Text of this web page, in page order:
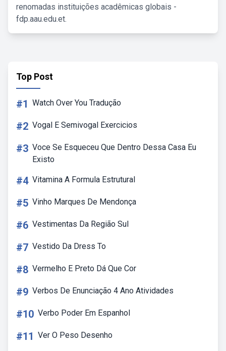
renomadas instituições acadêmicas globais -
fdp.aau.edu.et.
Top Post
#1 Watch Over You Tradução
#2 Vogal E Semivogal Exercicios
#3 Voce Se Esqueceu Que Dentro Dessa Casa Eu
Existo
#4 Vitamina A Formula Estrutural
#5 Vinho Marques De Mendonça
#6 Vestimentas Da Região Sul
#7 Vestido Da Dress To
#8 Vermelho E Preto Dá Que Cor
#9 Verbos De Enunciação 4 Ano Atividades
#10 Verbo Poder Em Espanhol
#11 Ver O Peso Desenho